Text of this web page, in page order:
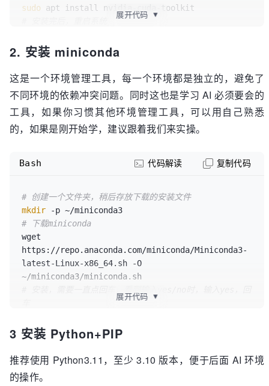
sudo
# 查看是否安装成功
展开代码 ▼
2. 安装 miniconda
这是一个环境管理工具，每一个环境都是独立的，避免了
不同环境的依赖冲突问题。同时这也是学习 AI 必须要会的
工具，如果你习惯其他环境管理工具，可以用自己熟悉
的，如果是刚开始学，建议跟着我们来实操。
# 创建一个文件夹，稍后存放下载的安装文件
mkdir
# 下载miniconda
wget
https://repo.anaconda.com/miniconda/Miniconda3-
latest-Linux-x86_64.sh -O
# 删除安装包
rm
Bash 代码解读 复制代码
展开代码 ▼
3 安装 Python+PIP
推荐使用 Python3.11，至少 3.10 版本，便于后面 AI 环境
的操作。